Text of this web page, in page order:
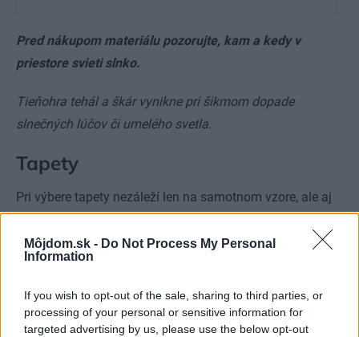
Môjdom.sk - Do Not Process My Personal
Information
If you wish to opt-out of the sale, sharing to third parties, or
processing of your personal or sensitive information for
targeted advertising by us, please use the below opt-out
Pred nákupom materiálu pozorujte, kam a kedy v
priestore svieti slnko.
Tieňohra tehál a škár vynikne pri šikmom dopade
slnečných lúčov či umelého svetla.
Tapety
Pri výbere tapety nezáleží len na samotnom vzore, ale aj
aplikácie. Najjednoduchšie sa pracuje s vliesovými
tapetami, keďže lepidlo sa nanáša iba na stenu. Strhávajú
Papierové tapety môžu byť jednovrstvové alebo